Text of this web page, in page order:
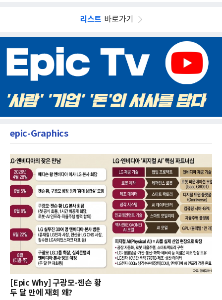
리스트 바로가기
epic-Graphics
[Epic Why] 구광모-젠슨 황
두 달 만에 재회 왜?